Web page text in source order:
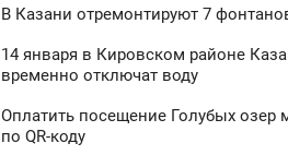
В Казани отремонтируют 7
14 января в Кировском районе
временно отключат воду
Оплатить посещение Голубых озер
по QR-коду